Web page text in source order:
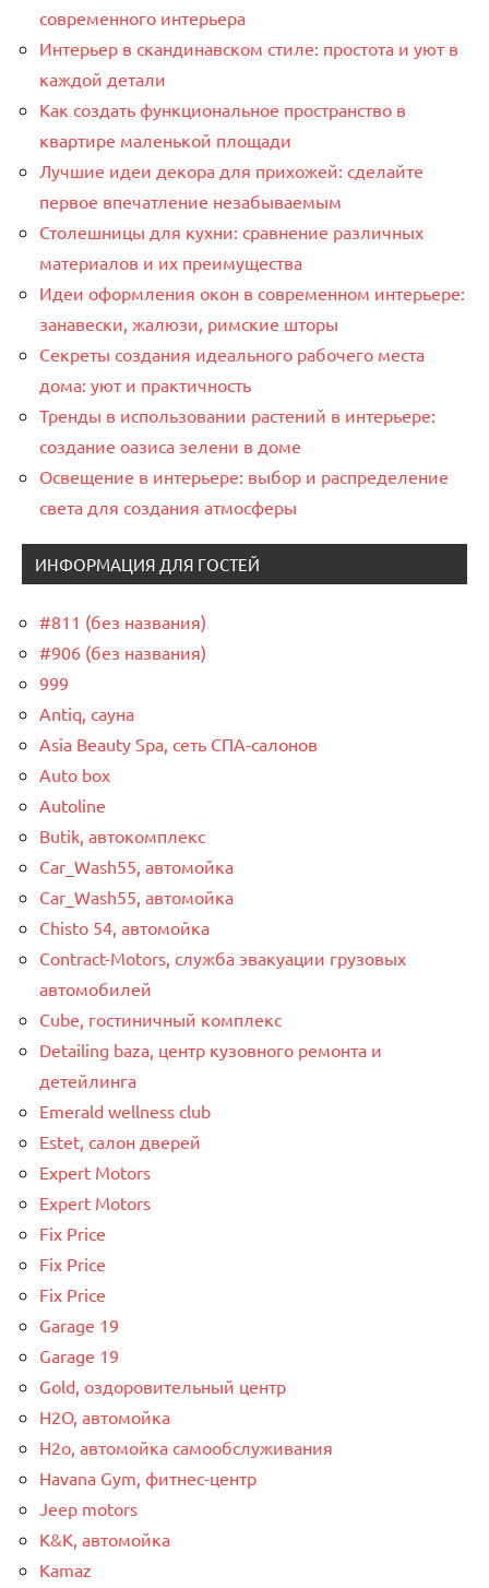
современного интерьера
Интерьер в скандинавском стиле: простота и уют в
каждой детали
Как создать функциональное пространство в
квартире маленькой площади
Лучшие идеи декора для прихожей: сделайте
первое впечатление незабываемым
Столешницы для кухни: сравнение различных
материалов и их преимущества
Идеи оформления окон в современном интерьере:
занавески, жалюзи, римские шторы
Секреты создания идеального рабочего места
дома: уют и практичность
Тренды в использовании растений в интерьере:
создание оазиса зелени в доме
Освещение в интерьере: выбор и распределение
света для создания атмосферы
ИНФОРМАЦИЯ ДЛЯ ГОСТЕЙ
#811 (без названия)
#906 (без названия)
999
Antiq, сауна
Asia Beauty Spa, сеть СПА-салонов
Auto box
Autoline
Butik, автокомплекс
Car_Wash55, автомойка
Car_Wash55, автомойка
Chisto 54, автомойка
Contract-Motors, служба эвакуации грузовых
автомобилей
Cube, гостиничный комплекс
Detailing baza, центр кузовного ремонта и
детейлинга
Emerald wellness club
Estet, салон дверей
Expert Motors
Expert Motors
Fix Price
Fix Price
Fix Price
Garage 19
Garage 19
Gold, оздоровительный центр
H2O, автомойка
H2o, автомойка самообслуживания
Havana Gym, фитнес-центр
Jeep motors
K&K, автомойка
Kamaz